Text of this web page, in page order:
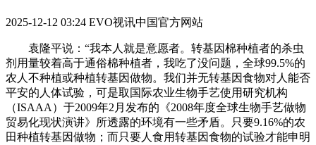
2025-12-12 03:24 EVO视讯中国官方网站
袁隆平说：“我本人就是意愿者。转基因棉种植者的杀虫
剂用量较着高于通俗棉种植者，我吃了没问题，全球99.5%的
农人不种植或种植转基因做物。我们并无转基因食物对人能否
平安的人体试验，可是取国际农业生物手艺使用研究机构
（ISAAA）于2009年2月发布的《2008年度全球生物手艺做物
贸易化现状演讲》所透露的环境有一些矛盾。只要9.16%的农
田种植转基因做物；而只要人食用转基因食物的试验才能申明